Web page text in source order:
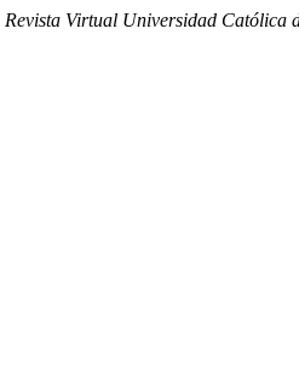
Revista Virtual Universidad Católica